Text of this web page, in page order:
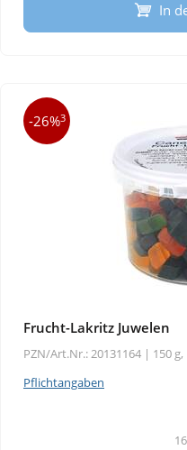
In
-26%3
Frucht-Lakritz Juwelen
PZN/Art.Nr.: 20131164 | 150
Pflichtangaben